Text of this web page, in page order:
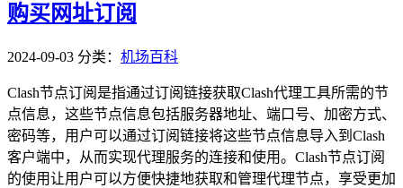
购买网址订阅
2024-09-03 分类： 机场百科
Clash节点订阅是指通过订阅链接获取Clash代理工具所需的节
点信息，这些节点信息包括服务器地址、端口号、加密方式、
密码等，用户可以通过订阅链接将这些节点信息导入到Clash
客户端中，从而实现代理服务的连接和使用。Clash节点订阅
的使用让用户可以方便快捷地获取和管理代理节点，享受更加